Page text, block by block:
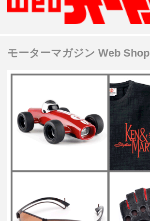
モーターマガジン Web Shop